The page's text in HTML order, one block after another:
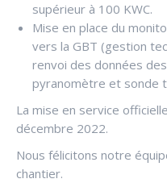
supérieur à 100 KWC.
Mise en place du
vers la GBT (gestion
renvoi des données
pyranomètre et sonde
La mise en service
décembre 2022.
Nous félicitons notre
chantier.